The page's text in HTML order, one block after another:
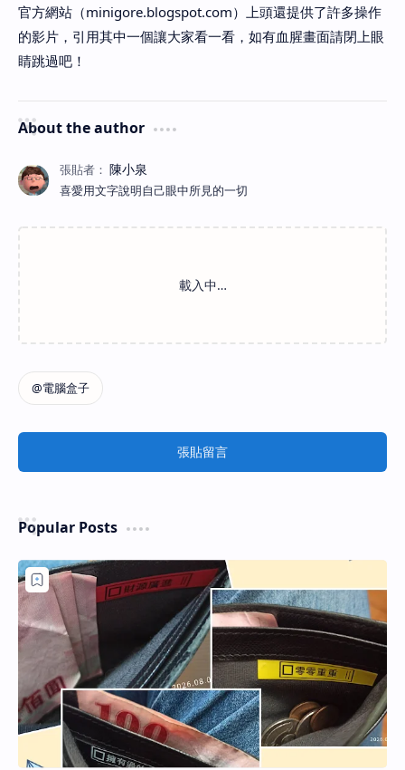
官方網站（minigore.blogspot.com）上頭還提供了許多操作
的影片，引用其中一個讓大家看一看，如有血腥畫面請閉上眼
睛跳過吧！
About the author
喜愛用文字說明自己眼中所見的一切
張貼留言
Popular Posts